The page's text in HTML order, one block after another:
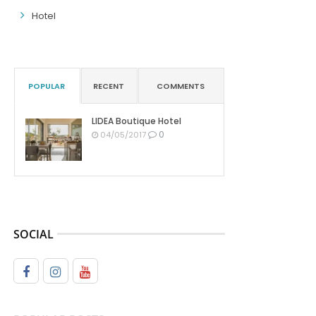
Hotel
POPULAR RECENT COMMENTS
LIDEA Boutique Hotel
04/05/2017 0
SOCIAL